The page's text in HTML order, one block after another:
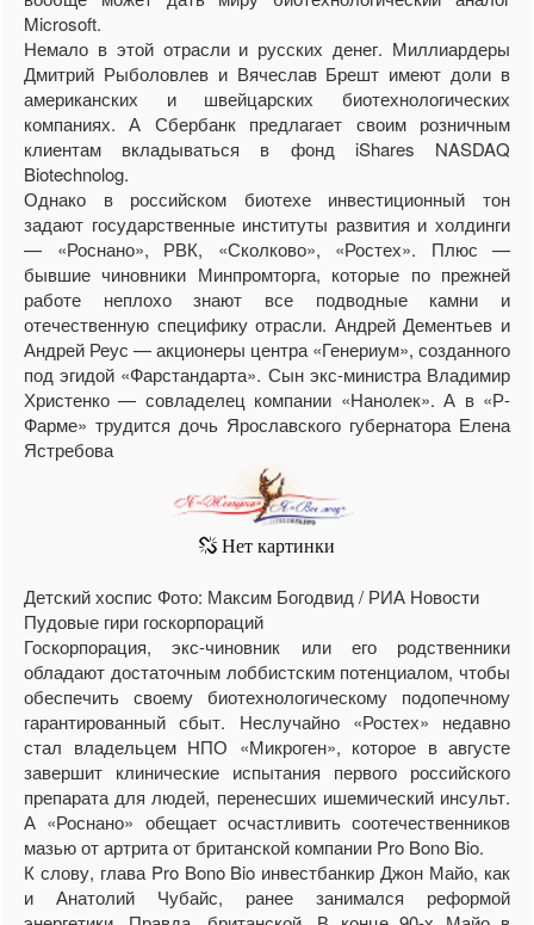
Microsoft.
Немало в этой отрасли и русских денег. Миллиардеры
Дмитрий Рыболовлев и Вячеслав Брешт имеют доли в
американских и швейцарских биотехнологических
компаниях. А Сбербанк предлагает своим розничным
клиентам вкладываться в фонд iShares NASDAQ
Biotechnolog.
Однако в российском биотехе инвестиционный тон
задают государственные институты развития и холдинги
— «Роснано», РВК, «Сколково», «Ростех». Плюс —
бывшие чиновники Минпромторга, которые по прежней
работе неплохо знают все подводные камни и
отечественную специфику отрасли. Андрей Дементьев и
Андрей Реус — акционеры центра «Генериум», созданного
под эгидой «Фарстандарта». Сын экс-министра Владимир
Христенко — совладелец компании «Нанолек». А в «Р-
Фарме» трудится дочь Ярославского губернатора Елена
Ястребова
Детский хоспис Фото: Максим Богодвид / РИА Новости
Пудовые гири госкорпораций
Госкорпорация, экс-чиновник или его родственники
обладают достаточным лоббистским потенциалом, чтобы
обеспечить своему биотехнологическому подопечному
гарантированный сбыт. Неслучайно «Ростех» недавно
стал владельцем НПО «Микроген», которое в августе
завершит клинические испытания первого российского
препарата для людей, перенесших ишемический инсульт.
А «Роснано» обещает осчастливить соотечественников
мазью от артрита от британской компании Pro Bono Bio.
К слову, глава Pro Bono Bio инвестбанкир Джон Майо, как
и Анатолий Чубайс, ранее занимался реформой